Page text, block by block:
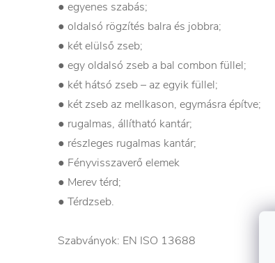
● egyenes szabás;
● oldalsó rögzítés balra és jobbra;
● két elülső zseb;
● egy oldalsó zseb a bal combon füllel;
● két hátsó zseb – az egyik füllel;
● két zseb az mellkason, egymásra építve;
● rugalmas, állítható kantár;
● részleges rugalmas kantár;
● Fényvisszaverő elemek
● Merev térd;
● Térdzseb.
Szabványok: EN ISO 13688